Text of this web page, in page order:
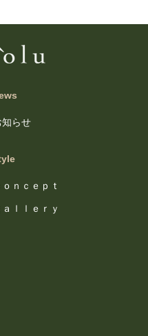
知らせ
ｏｎｃｅｐｔ
ａｌｌｅｒｙ